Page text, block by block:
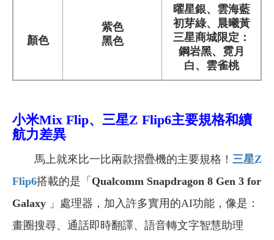
顏色
紫色
黑色
曜星銀、雲海藍
初芽綠、晨曦黃
三星商城限定：
鋼岩黑、霓月
白、雲雀桃
小米Mix Flip、三星Z Flip6主要規格和續
航力差異
馬上就來比一比兩款摺疊機的主要規格！ 三星Z
Flip6搭載的是「 Qualcomm Snapdragon 8 Gen 3 for
Galaxy 」處理器，加入許多實用的AI功能，像是：
畫圈搜尋、通話即時翻譯、語音轉文字智慧助理